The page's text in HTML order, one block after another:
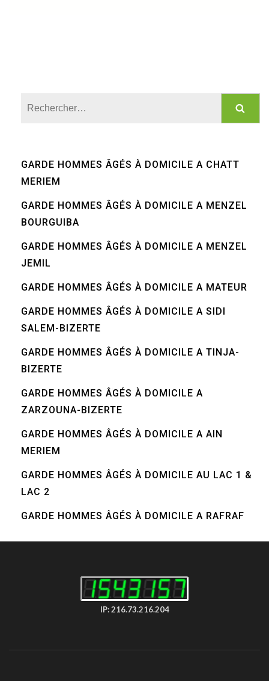
GARDE HOMMES ÂGÉS À DOMICILE A CHATT
MERIEM
GARDE HOMMES ÂGÉS À DOMICILE A MENZEL
BOURGUIBA
GARDE HOMMES ÂGÉS À DOMICILE A MENZEL
JEMIL
GARDE HOMMES ÂGÉS À DOMICILE A MATEUR
GARDE HOMMES ÂGÉS À DOMICILE A SIDI
SALEM-BIZERTE
GARDE HOMMES ÂGÉS À DOMICILE A TINJA-
BIZERTE
GARDE HOMMES ÂGÉS À DOMICILE A
ZARZOUNA-BIZERTE
GARDE HOMMES ÂGÉS À DOMICILE A AIN
MERIEM
GARDE HOMMES ÂGÉS À DOMICILE AU LAC 1 &
LAC 2
GARDE HOMMES ÂGÉS À DOMICILE A RAFRAF
IP: 216.73.216.204